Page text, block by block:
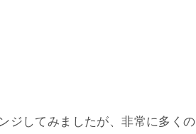
ジしてみましたが、非常に多くの